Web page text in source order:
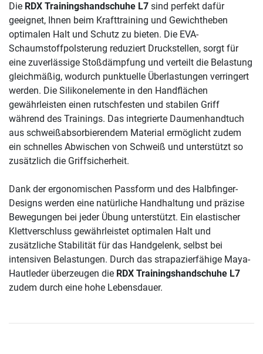
Die RDX Trainingshandschuhe L7 sind perfekt dafür
geeignet, Ihnen beim Krafttraining und Gewichtheben
optimalen Halt und Schutz zu bieten. Die EVA-
Schaumstoffpolsterung reduziert Druckstellen, sorgt für
eine zuverlässige Stoßdämpfung und verteilt die Belastung
gleichmäßig, wodurch punktuelle Überlastungen verringert
werden. Die Silikonelemente in den Handflächen
gewährleisten einen rutschfesten und stabilen Griff
während des Trainings. Das integrierte Daumenhandtuch
aus schweißabsorbierendem Material ermöglicht zudem
ein schnelles Abwischen von Schweiß und unterstützt so
zusätzlich die Griffsicherheit.
Dank der ergonomischen Passform und des Halbfinger-
Designs werden eine natürliche Handhaltung und präzise
Bewegungen bei jeder Übung unterstützt. Ein elastischer
Klettverschluss gewährleistet optimalen Halt und
zusätzliche Stabilität für das Handgelenk, selbst bei
intensiven Belastungen. Durch das strapazierfähige Maya-
Hautleder überzeugen die RDX Trainingshandschuhe L7
zudem durch eine hohe Lebensdauer.